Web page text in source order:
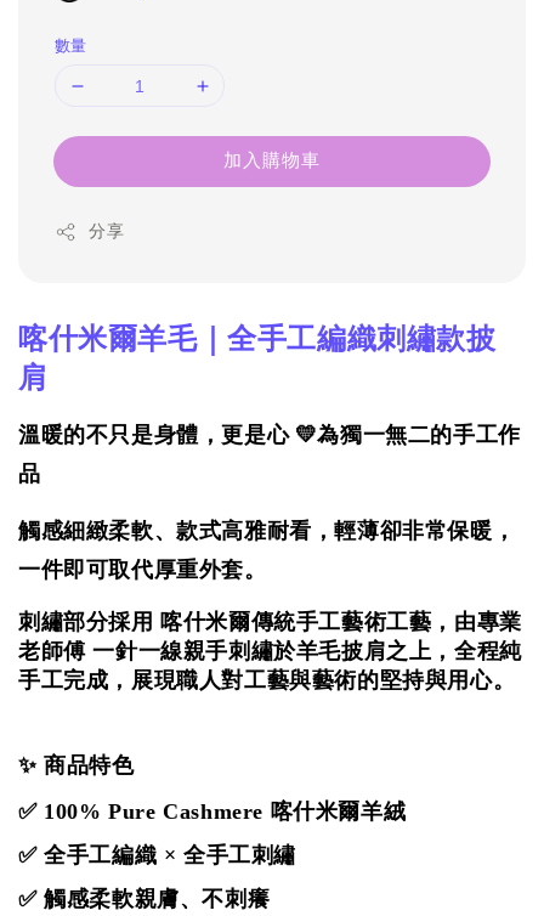
數量
加入購物車
分享
喀什米爾羊毛｜全手工編織刺繡款披
肩
溫暖的不只是身體，更是心 💛為獨一無二的手工作
品
觸感細緻柔軟、款式高雅耐看，輕薄卻非常保暖，
一件即可取代厚重外套。
刺繡部分採用 喀什米爾傳統手工藝術工藝，由專業
老師傅 一針一線親手刺繡於羊毛披肩之上，全程純
手工完成，展現職人對工藝與藝術的堅持與用心。
✨ 商品特色
✅ 100% Pure Cashmere 喀什米爾羊絨
✅ 全手工編織 × 全手工刺繡
✅ 觸感柔軟親膚、不刺癢